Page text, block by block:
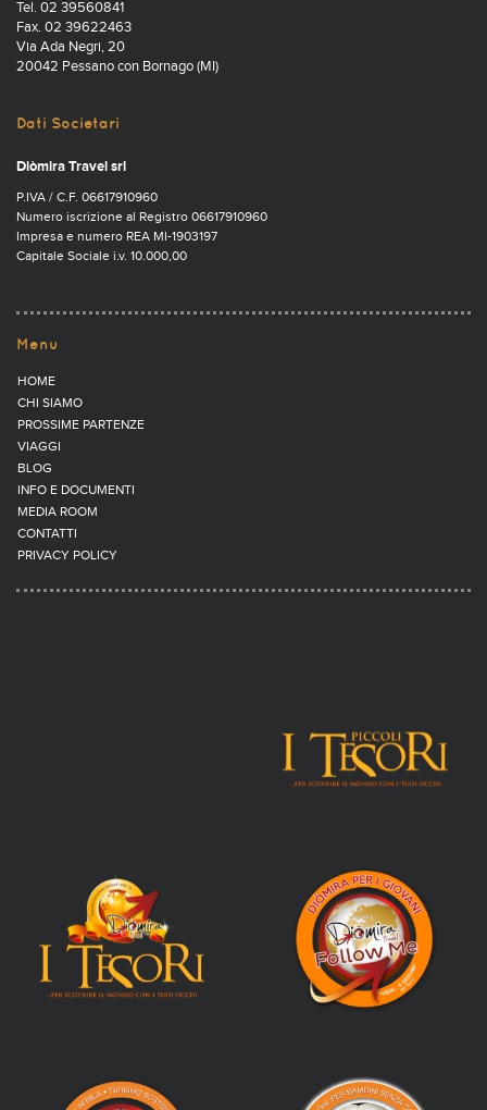
Tel. 02 39560841
Fax. 02 39622463
Via Ada Negri, 20
20042 Pessano con Bornago (MI)
Dati Societari
Diòmira Travel srl
P.IVA / C.F. 06617910960
Numero iscrizione al Registro 06617910960
Impresa e numero REA MI-1903197
Capitale Sociale i.v. 10.000,00
Menu
HOME
CHI SIAMO
PROSSIME PARTENZE
VIAGGI
BLOG
INFO E DOCUMENTI
MEDIA ROOM
CONTATTI
PRIVACY POLICY